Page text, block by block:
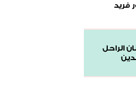
فريد
الراحل